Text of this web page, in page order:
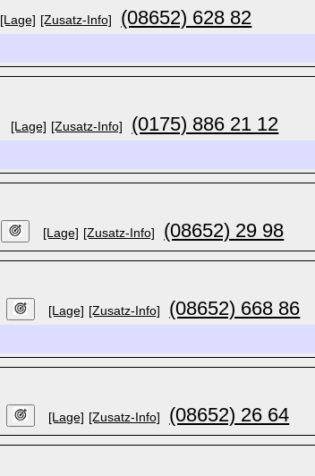
[Lage] [Zusatz-Info] (08652) 628 82
[Lage] [Zusatz-Info] (0175) 886 21 12
[Lage] [Zusatz-Info] (08652) 29 98
[Lage] [Zusatz-Info] (08652) 668 86
[Lage] [Zusatz-Info] (08652) 26 64